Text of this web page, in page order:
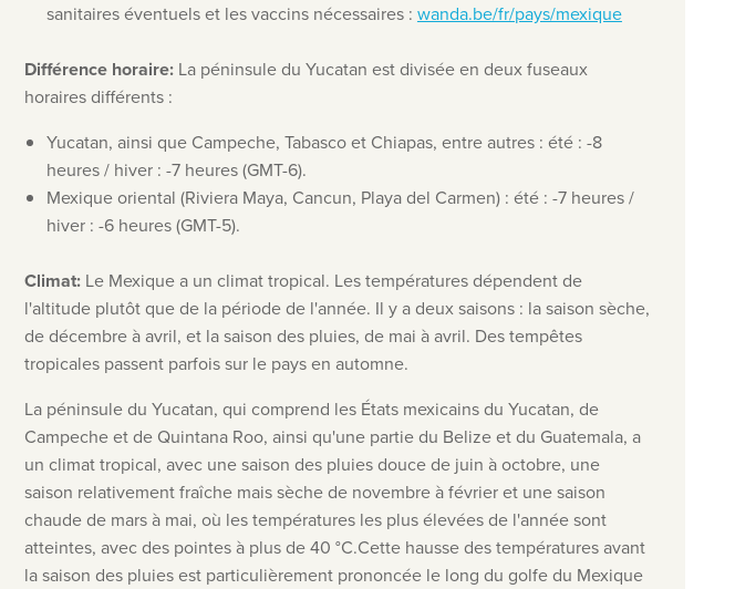
sanitaires éventuels et les vaccins nécessaires : wanda.be/fr/pays/mexique
Différence horaire: La péninsule du Yucatan est divisée en deux fuseaux
horaires différents :
Yucatan, ainsi que Campeche, Tabasco et Chiapas, entre autres : été : -8
heures / hiver : -7 heures (GMT-6).
Mexique oriental (Riviera Maya, Cancun, Playa del Carmen) : été : -7 heures /
hiver : -6 heures (GMT-5).
Climat: Le Mexique a un climat tropical. Les températures dépendent de
l'altitude plutôt que de la période de l'année. Il y a deux saisons : la saison sèche,
de décembre à avril, et la saison des pluies, de mai à avril. Des tempêtes
tropicales passent parfois sur le pays en automne.
La péninsule du Yucatan, qui comprend les États mexicains du Yucatan, de
Campeche et de Quintana Roo, ainsi qu'une partie du Belize et du Guatemala, a
un climat tropical, avec une saison des pluies douce de juin à octobre, une
saison relativement fraîche mais sèche de novembre à février et une saison
chaude de mars à mai, où les températures les plus élevées de l'année sont
atteintes, avec des pointes à plus de 40 °C.Cette hausse des températures avant
la saison des pluies est particulièrement prononcée le long du golfe du Mexique